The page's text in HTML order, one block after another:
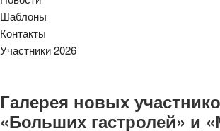
Шаблоны
Контакты
Участники 2026
Галерея новых
«Больших гастролей» и